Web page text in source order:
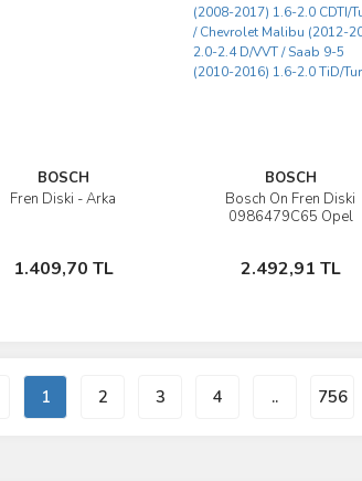
BOSCH
Fren Diski - Arka
1.409,70 TL
İncele
Sepete Ekle
BOSCH
Bosch Ön Fren Diski
0986479C65 Opel
Chevrolet Malibu (2012-
2.492,91 TL
İncele
Sepete Ekle
1 2 3 4 .. 756